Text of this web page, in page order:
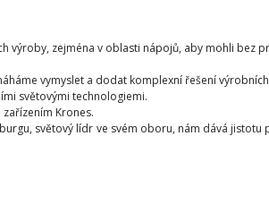
výroby, zejména v oblasti nápojů, aby mohli bez
vymyslet a dodat komplexní řešení
světovými technologiemi.
Krones.
světový lídr ve svém oboru, nám dává jistotu